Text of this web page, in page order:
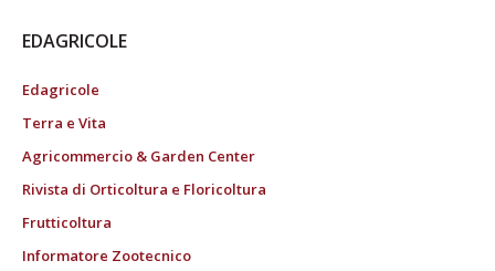
EDAGRICOLE
Edagricole
Terra e Vita
Agricommercio & Garden Center
Rivista di Orticoltura e Floricoltura
Frutticoltura
Informatore Zootecnico